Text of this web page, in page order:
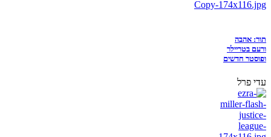
תור: אהבה
ורעם בטריילר
ופוסטר חדשים
עדי פרל